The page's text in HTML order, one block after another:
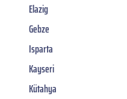
Elazig
Gebze
Isparta
Kayseri
Kütahya